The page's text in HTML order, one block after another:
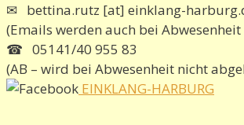
✉ bettina.rutz [at] einklang-
(Emails werden auch bei Abwesenheit
☎ 05141/40 955 83
(AB – wird bei Abwesenheit nicht
EINKLANG-HARBURG